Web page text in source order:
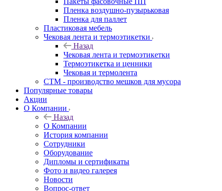
Пленка воздушно-пузырьковая
Пленка для паллет
Пластиковая мебель
Чековая лента и термоэтикетки
Назад
Чековая лента и термоэтикетки
Термоэтикетка и ценники
Чековая и термолента
СТМ - производство мешков для мусора
Популярные товары
Акции
О Компании
Назад
О Компании
История компании
Сотрудники
Оборудование
Дипломы и сертификаты
Фото и видео галерея
Новости
Вопрос-ответ